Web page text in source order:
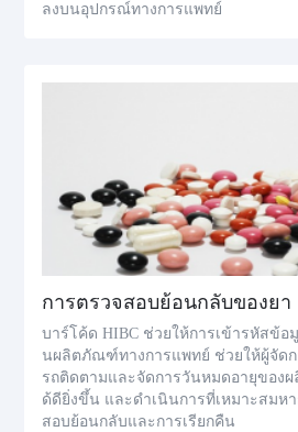
ลงบนอุปกรณ์ทางการแพทย์
การตรวจสอบย้อนกลับของยา
บาร์โค้ด HIBC ช่วยให้การเข้ารหัสข้
นผลิตภัณฑ์ทางการแพทย์ ช่วยให้ผู้จัด
รถติดตามและจัดการวันหมดอายุของ
ด้ดียิ่งขึ้น และดำเนินการที่เหมาะสมห
สอบย้อนกลับและการเรียกคืน